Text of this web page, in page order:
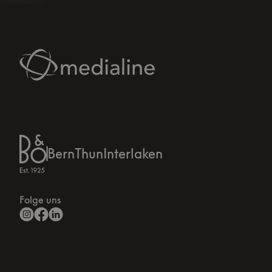
BernThunInterlaken
Folge uns